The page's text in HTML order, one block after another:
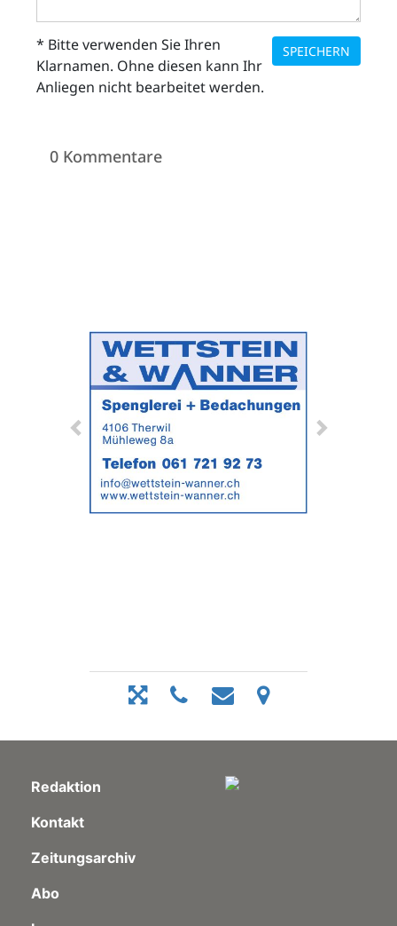
SPEICHERN
* Bitte verwenden Sie Ihren
Klarnamen. Ohne diesen kann Ihr
Anliegen nicht bearbeitet werden.
0 Kommentare
Redaktion
Kontakt
Zeitungsarchiv
Abo